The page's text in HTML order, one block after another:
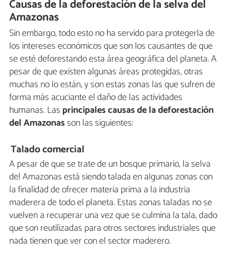
Causas de la deforestación de la selva del
Amazonas
Sin embargo, todo esto no ha servido para protegerla de
los intereses económicos que son los causantes de que
se esté deforestando esta área geográfica del planeta. A
pesar de que existen algunas áreas protegidas, otras
muchas no lo están, y son estas zonas las que sufren de
forma más acuciante el daño de las actividades
humanas. Las principales causas de la deforestación
del Amazonasson las siguientes:
Talado comercial
A pesar de que se trate de un bosque primario, la selva
del Amazonas está siendo talada en algunas zonas con
la finalidad de ofrecer materia prima a la industria
maderera de todo el planeta. Estas zonas taladas no se
vuelven a recuperar una vez que se culmina la tala, dado
que son reutilizadas para otros sectores industriales que
nada tienen que ver con el sector maderero.